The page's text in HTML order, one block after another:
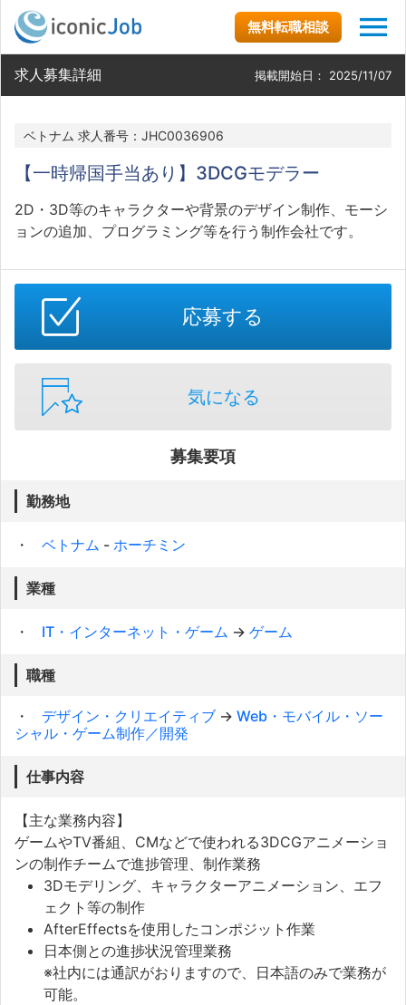
無料転職相談
求人募集詳細 掲載開始日： 2025/11/07
ベトナム 求人番号：JHC0036906
【一時帰国手当あり】3DCGモデラー
2D・3D等のキャラクターや背景のデザイン制作、モーシ
ョンの追加、プログラミング等を行う制作会社です。
応募する
気になる
募集要項
勤務地
ベトナム - ホーチミン
業種
IT・インターネット・ゲーム → ゲーム
職種
デザイン・クリエイティブ → Web・モバイル・ソー
シャル・ゲーム制作／開発
仕事内容
【主な業務内容】
ゲームやTV番組、CMなどで使われる3DCGアニメーショ
ンの制作チームで進捗管理、制作業務
3Dモデリング、キャラクターアニメーション、エフ
ェクト等の制作
AfterEffectsを使用したコンポジット作業
日本側との進捗状況管理業務
※社内には通訳がおりますので、日本語のみで業務が
可能。